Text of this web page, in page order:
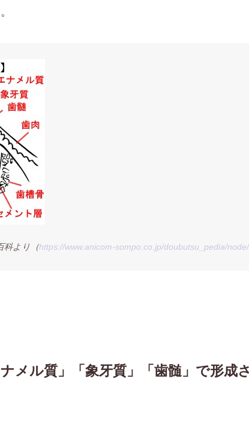
科より （https://www.anicom-sompo.co.jp/doubutsu_pedia/
メル質」「象牙質」「歯髄」で形成